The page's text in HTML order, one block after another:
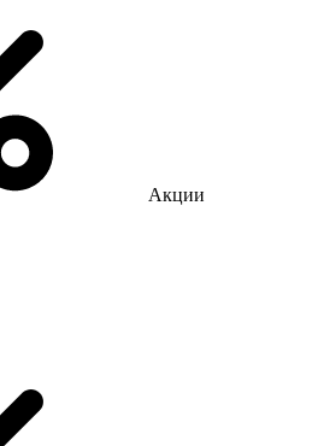
Акции